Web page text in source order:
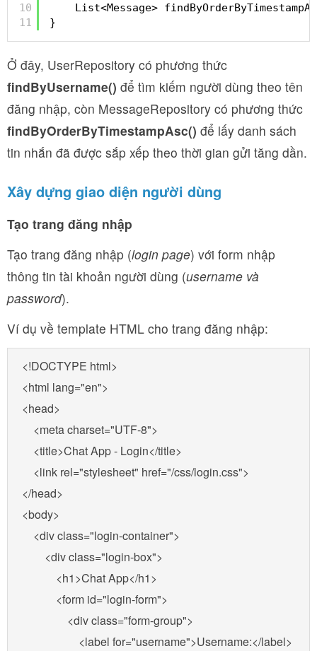
10
11
List<Message>
}
Ở đây, UserRepository có phương thức
findByUsername() để tìm kiếm người dùng theo tên
đăng nhập, còn MessageRepository có phương thức
findByOrderByTimestampAsc() để lấy danh sách
tin nhắn đã được sắp xếp theo thời gian gửi tăng dần.
Xây dựng giao diện người dùng
Tạo trang đăng nhập
Tạo trang đăng nhập (login page) với form nhập
thông tin tài khoản người dùng (username và
password).
Ví dụ về template HTML cho trang đăng nhập:
<!DOCTYPE html>
<html lang="en">
<head>
    <meta charset="UTF-8">
    <title>Chat App - Login</title>
    <link rel="stylesheet" href="/css/login.css">
</head>
<body>
    <div class="login-container">
        <div class="login-box">
            <h1>Chat App</h1>
            <form id="login-form">
                <div class="form-group">
                    <label for="username">Username:</label>